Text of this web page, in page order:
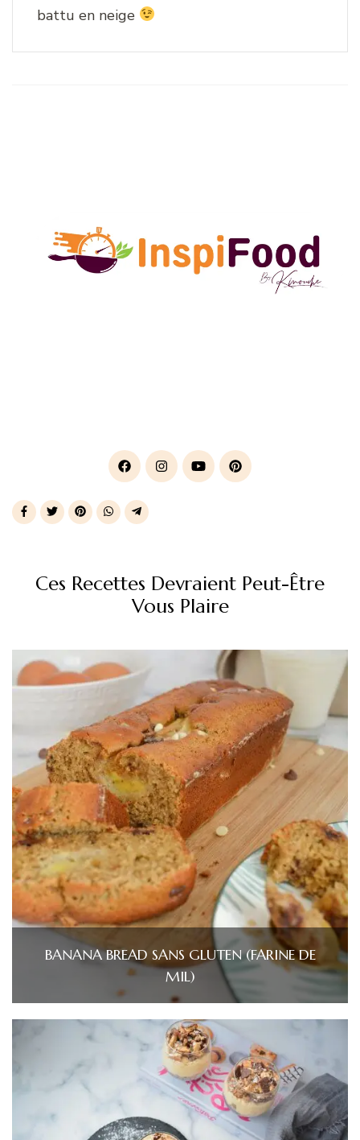
battu en neige
Ces Recettes Devraient Peut-Être
Vous Plaire
BANANA BREAD SANS GLUTEN (FARINE DE
MIL)